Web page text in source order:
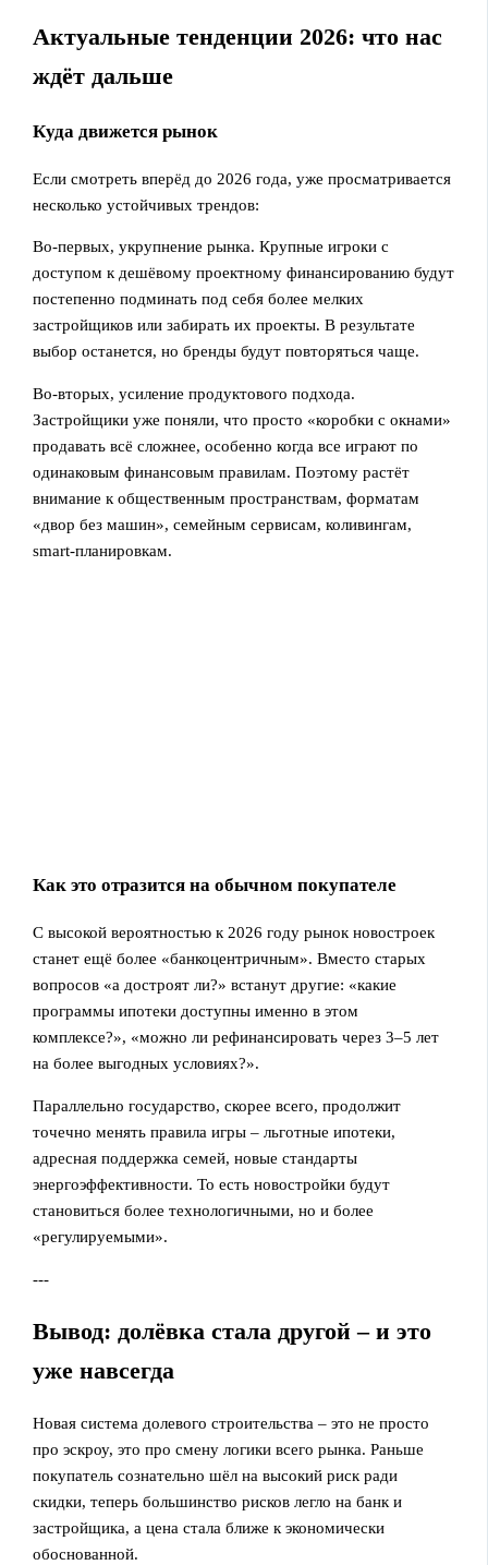
Актуальные тенденции 2026: что нас
ждёт дальше
Куда движется рынок
Если смотреть вперёд до 2026 года, уже просматривается
несколько устойчивых трендов:
Во‑первых, укрупнение рынка. Крупные игроки с
доступом к дешёвому проектному финансированию будут
постепенно подминать под себя более мелких
застройщиков или забирать их проекты. В результате
выбор останется, но бренды будут повторяться чаще.
Во‑вторых, усиление продуктового подхода.
Застройщики уже поняли, что просто «коробки с окнами»
продавать всё сложнее, особенно когда все играют по
одинаковым финансовым правилам. Поэтому растёт
внимание к общественным пространствам, форматам
«двор без машин», семейным сервисам, коливингам,
smart‑планировкам.
Как это отразится на обычном покупателе
С высокой вероятностью к 2026 году рынок новостроек
станет ещё более «банкоцентричным». Вместо старых
вопросов «а достроят ли?» встанут другие: «какие
программы ипотеки доступны именно в этом
комплексе?», «можно ли рефинансировать через 3–5 лет
на более выгодных условиях?».
Параллельно государство, скорее всего, продолжит
точечно менять правила игры – льготные ипотеки,
адресная поддержка семей, новые стандарты
энергоэффективности. То есть новостройки будут
становиться более технологичными, но и более
«регулируемыми».
---
Вывод: долёвка стала другой – и это
уже навсегда
Новая система долевого строительства – это не просто
про эскроу, это про смену логики всего рынка. Раньше
покупатель сознательно шёл на высокий риск ради
скидки, теперь большинство рисков легло на банк и
застройщика, а цена стала ближе к экономически
обоснованной.